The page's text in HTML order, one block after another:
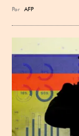
Por AFP